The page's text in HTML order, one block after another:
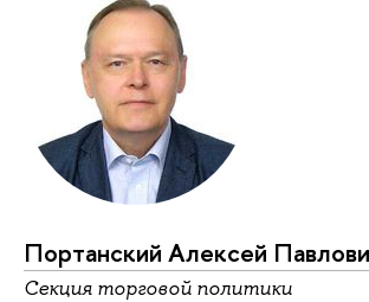
Портанский Алексей
Секция торговой политики